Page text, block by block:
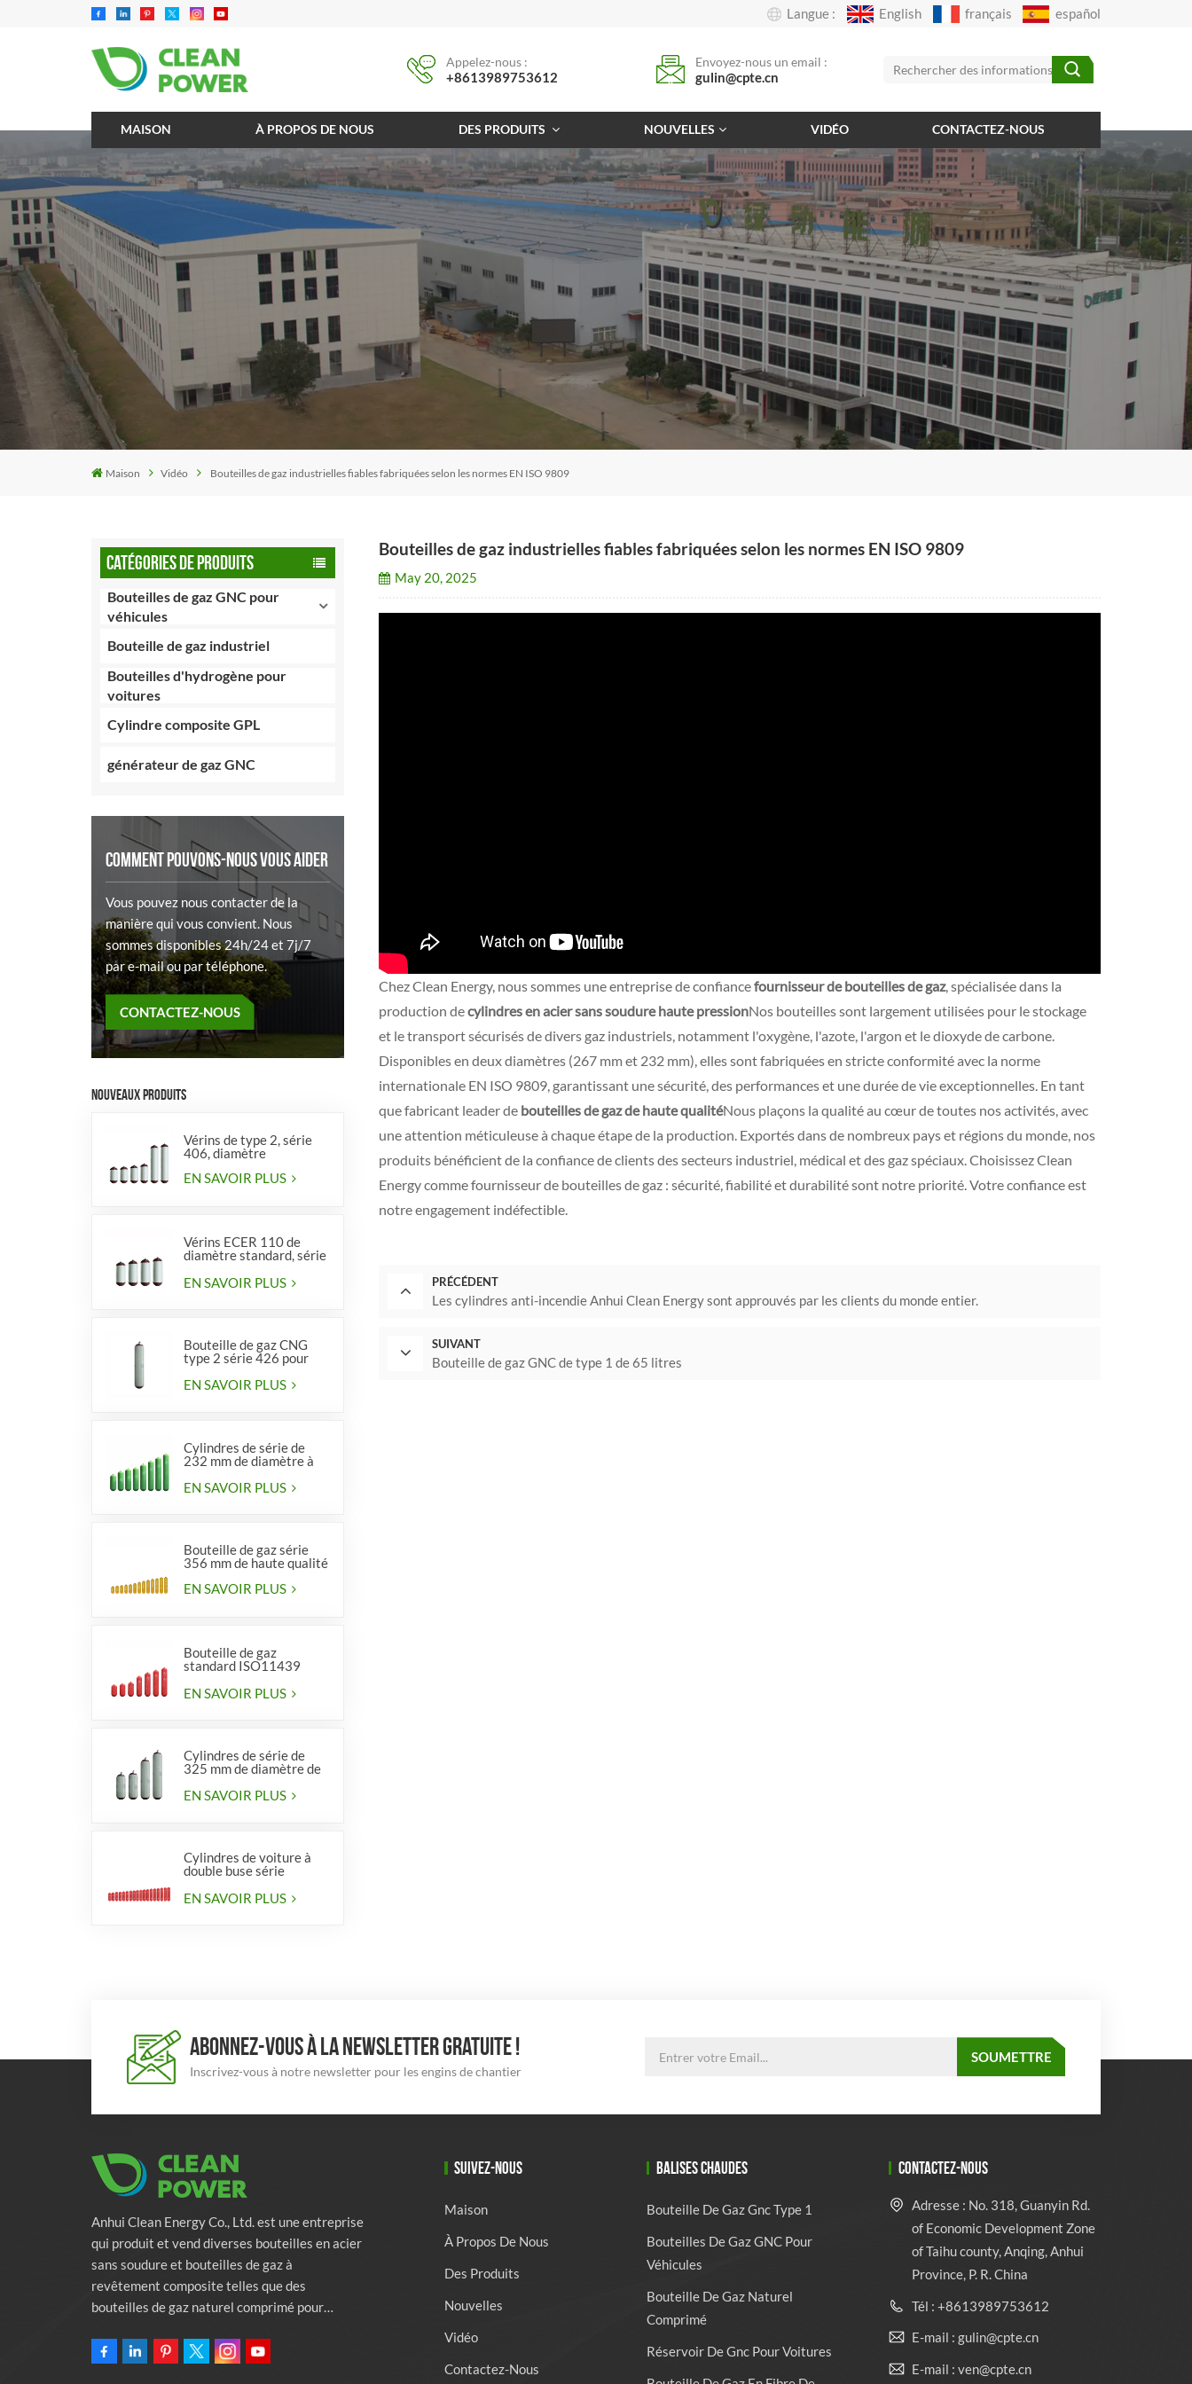
Langue : English français español
Appelez-nous :
+8613989753612
Envoyez-nous un email :
gulin@cpte.cn
MAISON À PROPOS DE NOUS DES PRODUITS NOUVELLES VIDÉO CONTACTEZ-NOUS
Maison Vidéo Bouteilles de gaz industrielles fiables fabriquées selon les normes EN ISO 9809
CATÉGORIES DE PRODUITS
Bouteilles de gaz GNC pour
véhicules
Bouteille de gaz industriel
Bouteilles d'hydrogène pour
voitures
Cylindre composite GPL
générateur de gaz GNC
COMMENT POUVONS-NOUS VOUS AIDER
Vous pouvez nous contacter de la
manière qui vous convient. Nous
sommes disponibles 24h/24 et 7j/7
par e-mail ou par téléphone.
CONTACTEZ-NOUS
NOUVEAUX PRODUITS
Vérins de type 2, série
406, diamètre
EN SAVOIR PLUS
Vérins ECER 110 de
diamètre standard, série
EN SAVOIR PLUS
Bouteille de gaz CNG
type 2 série 426 pour
véhicules
EN SAVOIR PLUS
Cylindres de série de
232 mm de diamètre à
EN SAVOIR PLUS
Bouteille de gaz série
356 mm de haute qualité
EN SAVOIR PLUS
Bouteille de gaz
standard ISO11439
EN SAVOIR PLUS
Cylindres de série de
325 mm de diamètre de
véhicules
EN SAVOIR PLUS
Cylindres de voiture à
double buse série
EN SAVOIR PLUS
Bouteilles de gaz industrielles fiables fabriquées selon les normes EN ISO 9809
May 20, 2025
Chez Clean Energy, nous sommes une entreprise de confiancefournisseur de bouteilles de gaz, spécialisée dans la
production decylindres en acier sans soudure haute pressionNos bouteilles sont largement utilisées pour le stockage
et le transport sécurisés de divers gaz industriels, notamment l'oxygène, l'azote, l'argon et le dioxyde de carbone.
Disponibles en deux diamètres (267 mm et 232 mm), elles sont fabriquées en stricte conformité avec la norme
internationale EN ISO 9809, garantissant une sécurité, des performances et une durée de vie exceptionnelles. En tant
que fabricant leader de bouteilles de gaz de haute qualitéNous plaçons la qualité au cœur de toutes nos activités, avec
une attention méticuleuse à chaque étape de la production. Exportés dans de nombreux pays et régions du monde, nos
produits bénéficient de la confiance de clients des secteurs industriel, médical et des gaz spéciaux. Choisissez Clean
Energy comme fournisseur de bouteilles de gaz : sécurité, fiabilité et durabilité sont notre priorité. Votre confiance est
notre engagement indéfectible.
PRÉCÉDENT
Les cylindres anti-incendie Anhui Clean Energy sont approuvés par les clients du monde entier.
SUIVANT
Bouteille de gaz GNC de type 1 de 65 litres
ABONNEZ-VOUS À LA NEWSLETTER GRATUITE !
Inscrivez-vous à notre newsletter pour les engins de chantier
Anhui Clean Energy Co., Ltd. est une entreprise
qui produit et vend diverses bouteilles en acier
sans soudure et bouteilles de gaz à
revêtement composite telles que des
bouteilles de gaz naturel comprimé pour
des bouteilles de lutte contre l'incendie.
SUIVEZ-NOUS
Maison
À Propos De Nous
Des Produits
Nouvelles
Vidéo
Contactez-Nous
BALISES CHAUDES
Bouteille De Gaz Gnc Type 1
Bouteilles De Gaz GNC Pour
Véhicules
Bouteille De Gaz Naturel
Comprimé
Réservoir De Gnc Pour Voitures
CONTACTEZ-NOUS
Adresse : No. 318, Guanyin Rd.
of Economic Development Zone
of Taihu county, Anqing, Anhui
Province, P. R. China
Tél : +8613989753612
E-mail : gulin@cpte.cn
E-mail : ven@cpte.cn